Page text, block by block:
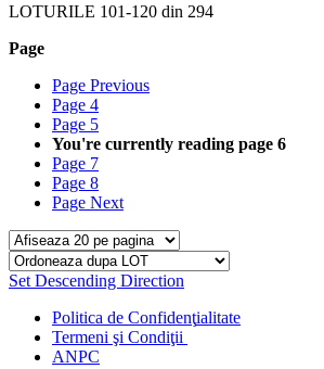
LOTURILE 101-120 din 294
Page
Page Previous
Page 4
Page 5
You're currently reading page 6
Page 7
Page 8
Page Next
Set Descending Direction
Politica de Confidenţialitate
Termeni şi Condiţii
ANPC